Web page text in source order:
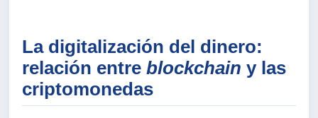
La digitalización del dinero:
relación entreblockchain y las
criptomonedas